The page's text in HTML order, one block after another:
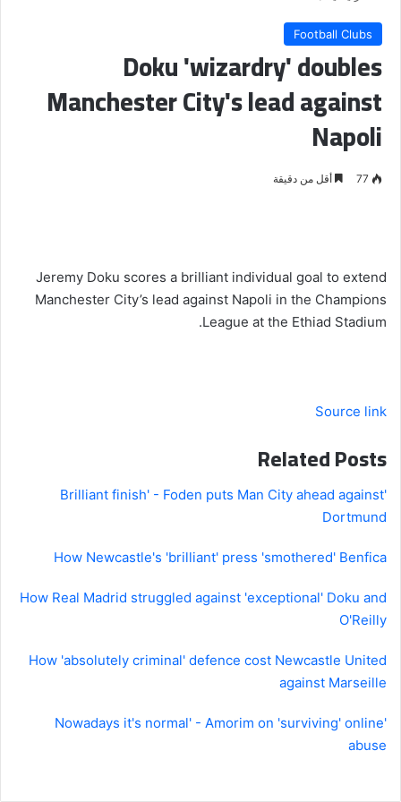
Football Clubs
Doku 'wizardry' doubles
Manchester City's lead against
Napoli
77 أقل من دقيقة
Jeremy Doku scores a brilliant individual goal to extend
Manchester City’s lead against Napoli in the Champions
League at the Ethiad Stadium.
Source link
Related Posts
'Brilliant finish' - Foden puts Man City ahead against
Dortmund
How Newcastle's 'brilliant' press 'smothered' Benfica
How Real Madrid struggled against 'exceptional' Doku and
O'Reilly
How 'absolutely criminal' defence cost Newcastle United
against Marseille
'Nowadays it's normal' - Amorim on 'surviving' online
abuse